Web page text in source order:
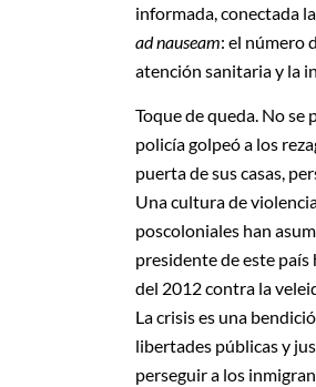
informada, conectada
ad nauseam: el número
atención sanitaria y la
Toque de queda. No se
policía golpeó a los
puerta de sus casas,
Una cultura de
poscoloniales han
presidente de este
del 2012 contra la
La crisis es una
libertades públicas y
perseguir a los